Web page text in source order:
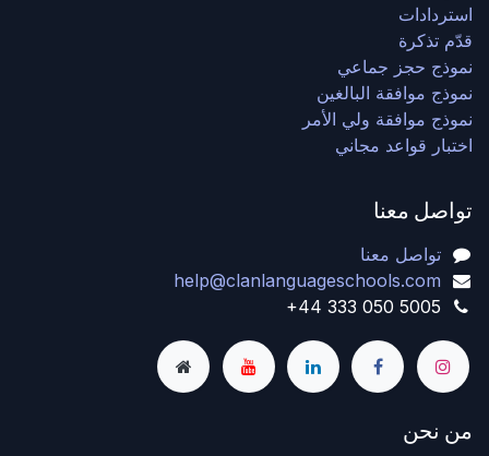
استردادات
قدّم تذكرة
نموذج حجز جماعي
نموذج موافقة البالغين
نموذج موافقة ولي الأمر
اختبار قواعد مجاني
تواصل معنا
تواصل معنا
help@clanlanguageschools.com
+44 333 050 5005
من نحن